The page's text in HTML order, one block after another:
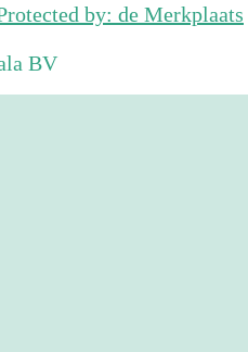
by: de Merkplaats
BV